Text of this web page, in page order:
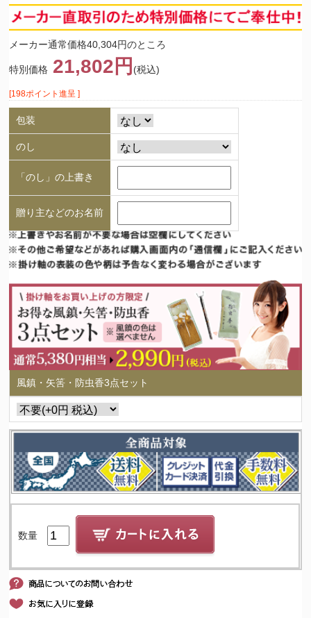
メーカー通常価格40,304円のところ
特別価格 21,802円 (税込)
[198ポイント進呈 ]
包装
のし
「のし」の上書き
贈り主などのお名前
風鎮・矢筈・防虫香3点セット
数量